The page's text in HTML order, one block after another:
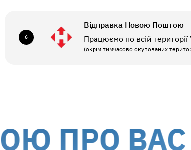
6
Відправка Новою Поштою
Працюємо по всій території
(окрім тимчасово окупованих
ВАСМИ